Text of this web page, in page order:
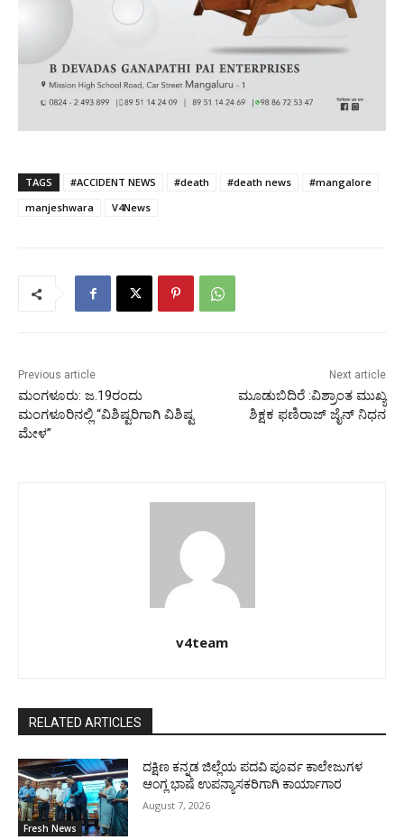
TAGS #ACCIDENT NEWS #death #death news
#mangalore
manjeshwara
V4News
Previous article
ಮಂಗಳೂರು: ಜ.19ರಂದು
ಮಂಗಳೂರಿನಲ್ಲಿ “ವಿಶಿಷ್ಟರಿಗಾಗಿ ವಿಶಿಷ್ಟ
ಮೇಳ”
Next article
ಮೂಡುಬಿದಿರೆ :ವಿಶ್ರಾಂತ ಮುಖ್ಯ
ಶಿಕ್ಷಕ ಫಣಿರಾಜ್ ಜೈನ್ ನಿಧನ
v4team
RELATED ARTICLES
Fresh News
ದಕ್ಷಿಣ ಕನ್ನಡ ಜಿಲ್ಲೆಯ ಪದವಿ ಪೂರ್ವ ಕಾಲೇಜುಗಳ
ಆಂಗ್ಲ ಭಾಷೆ ಉಪನ್ಯಾಸಕರಿಗಾಗಿ ಕಾರ್ಯಾಗಾರ
August 7, 2026